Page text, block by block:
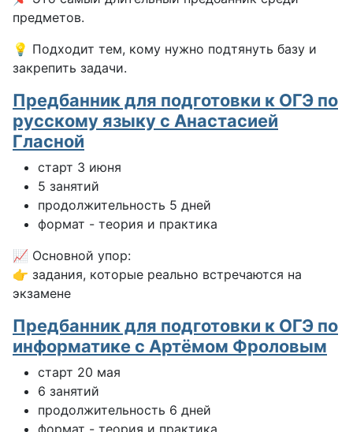
предметов.
💡 Подходит тем, кому нужно подтянуть базу и
закрепить задачи.
Предбанник для подготовки к ОГЭ по
русскому языку с Анастасией
Гласной
старт 3 июня
5 занятий
продолжительность 5 дней
формат - теория и практика
📈 Основной упор:
👉 задания, которые реально встречаются на
экзамене
Предбанник для подготовки к ОГЭ по
информатике с Артёмом Фроловым
старт 20 мая
6 занятий
продолжительность 6 дней
формат - теория и практика